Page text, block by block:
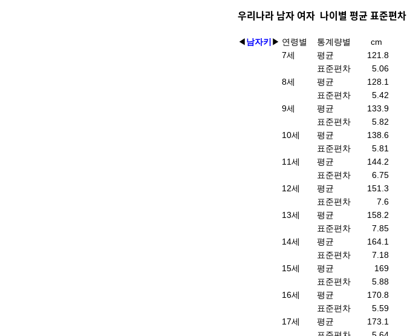
우리나라 남자 여자 나이별 평균 표준편차
◀남자키 ▶ 연령별 통계량별
cm
7세
평균
121.8
표준편차
5.06
8세
평균
128.1
표준편차
5.42
9세
평균
133.9
표준편차
5.82
10세
평균
138.6
표준편차
5.81
11세
평균
144.2
표준편차
6.75
12세
평균
151.3
표준편차
7.6
13세
평균
158.2
표준편차
7.85
14세
평균
164.1
표준편차
7.18
15세
평균
169
표준편차
5.88
16세
평균
170.8
표준편차
5.59
17세
평균
173.1